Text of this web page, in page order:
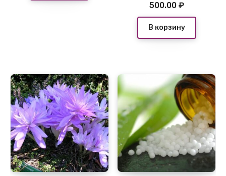
500.00 ₽
В корзину